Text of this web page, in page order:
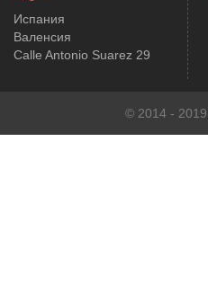
Испания
Валенсия
Calle Antonio Suarez 29
© 2014 -